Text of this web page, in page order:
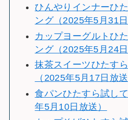
ひんやりインナーひ
ング（2025年5月31日
カップヨーグルトひ
ング（2025年5月24日
抹茶スイーツひたす
（2025年5月17日放送
食パンひたすら試し
年5月10日放送）